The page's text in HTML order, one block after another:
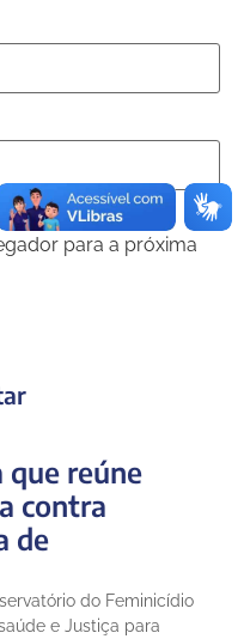
para a próxima
que reúne
contra
de
do Feminicídio
e Justiça para